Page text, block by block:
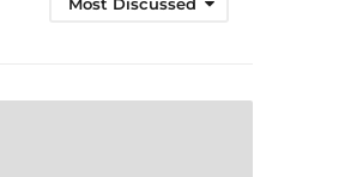
Most Discussed